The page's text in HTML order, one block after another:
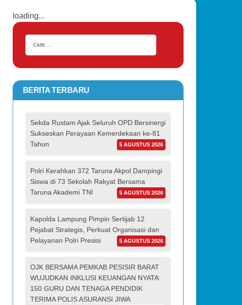
loading...
BERITA TERBARU
Sekda Rustam Ajak Seluruh OPD Bersinergi
Sukseskan Perayaan Kemerdekaan ke-81
Tahun
5 AGUSTUS 2026
Polri Kerahkan 372 Taruna Akpol Dampingi
Siswa di 73 Sekolah Rakyat Bersama
Taruna Akademi TNI
5 AGUSTUS 2026
Kapolda Lampung Pimpin Sertijab 12
Pejabat Strategis, Perkuat Organisasi dan
Pelayanan Polri Presisi
5 AGUSTUS 2026
OJK BERSAMA PEMKAB PESISIR BARAT
WUJUDKAN INKLUSI KEUANGAN NYATA:
150 GURU DAN TENAGA PENDIDIK
TERIMA POLIS ASURANSI JIWA